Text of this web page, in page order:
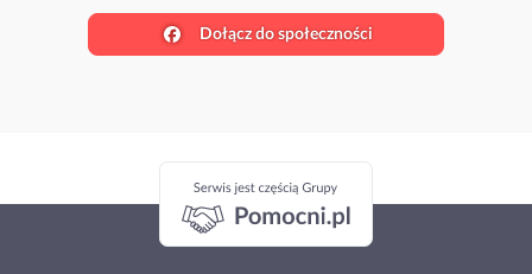
Dołącz do społeczności